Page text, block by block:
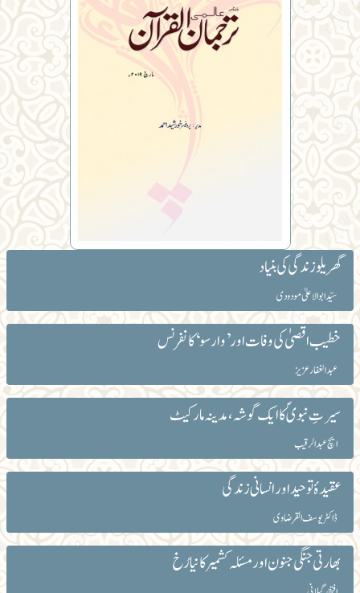
گھریلو زندگی کی بنیاد
سیّد ابوالاعلیٰ مودودی
خطیب اقصیٰ کی وفات اور ’وارسو‘ کانفرنس
عبد الغفار عزیز
سیرتِ نبویؐ کا ایک گوشہ،مدینہ مارکیٹ
ایچ عبدالرقیب
عقیدۂ توحید اور انسانی زندگی
ڈاکٹر یوسف القرضاوی
بھارتی جنگی جنون اور مسئلہ کشمیر کا نیا رُخ